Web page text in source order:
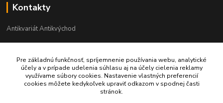
Kontakty
Antikvariát Antikvýchod
antikvariat@antikvychod.sk
Pre základnú funkčnosť, spríjemnenie používania webu, analytické
účely a v prípade udelenia súhlasu aj na účely cielenia reklamy
využívame súbory cookies. Nastavenie vlastných preferencií
cookies môžete kedykoľvek upraviť odkazom v spodnej časti
stránok.